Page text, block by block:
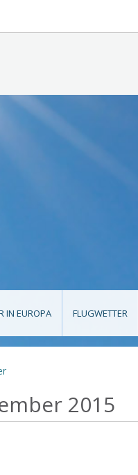
IN EUROPA FLUGWETTER
2015